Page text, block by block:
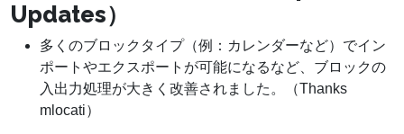
Updates）
多くのブロックタイプ（例：カレンダーなど）でイン
ポートやエクスポートが可能になるなど、ブロックの
入出力処理が大きく改善されました。（Thanks
mlocati）